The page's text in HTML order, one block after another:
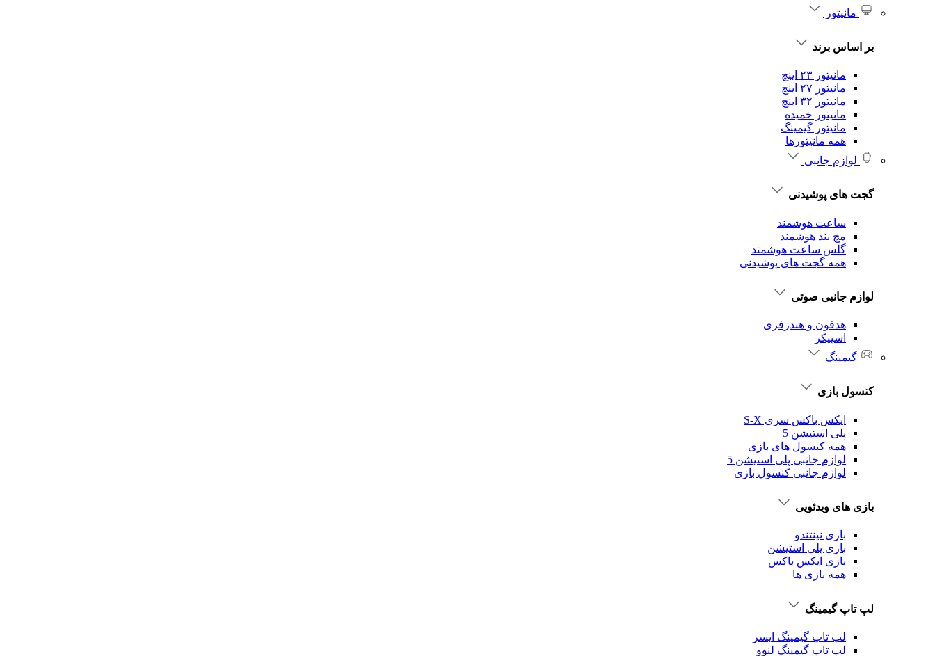
مانیتور
بر اساس برند
مانیتور ۲۳ اینچ
مانیتور ۲۷ اینچ
مانیتور ۳۲ اینچ
مانیتور خمیده
مانیتور گیمینگ
همه مانیتورها
لوازم جانبی
گجت های پوشیدنی
ساعت هوشمند
مچ بند هوشمند
گلس ساعت هوشمند
همه گجت های پوشیدنی
لوازم جانبی صوتی
هدفون و هندزفری
اسپیکر
گیمینگ
کنسول بازی
ایکس باکس سری S-X
پلی استیشن 5
همه کنسول های بازی
لوازم جانبی پلی استیشن 5
لوازم جانبی کنسول بازی
بازی های ویدئویی
بازی نینتندو
بازی پلی استیشن
بازی ایکس باکس
همه بازی ها
لپ تاپ گیمینگ
لپ تاپ گیمینگ ایسر
لپ تاپ گیمینگ لنوو